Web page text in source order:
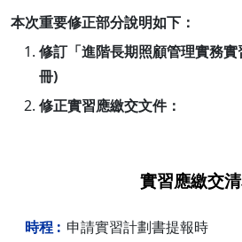
本次重要修正部分說明如下：
修訂「進階長期照顧管理實務
冊)
修正實習應繳交文件：
實習應繳交
申請實習計劃書提報時